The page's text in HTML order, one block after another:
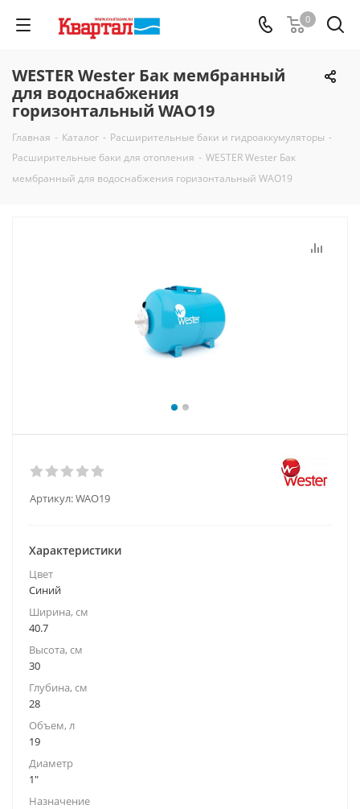
0
WESTER Wester Бак мембранный
для водоснабжения
горизонтальный WAO19
Главная - Каталог - Расширительные баки и гидроаккумуляторы -
Расширительные баки для отопления - WESTER Wester Бак
мембранный для водоснабжения горизонтальный WAO19
Артикул:WAO19
Характеристики
Цвет
Синий
Ширина, см
40.7
Высота, см
30
Глубина, см
28
Объем, л
19
Диаметр
1"
Назначение